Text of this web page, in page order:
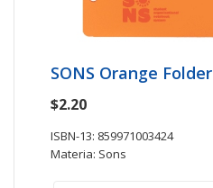
SONS Orange Folder
$2.20
ISBN-13: 859971003424
Materia: Sons